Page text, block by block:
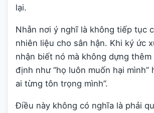
lại.
Nhẫn nơi ý nghĩ là không tiếp tục
nhiên liệu cho sân hận. Khi ký ức
nhận biết nó mà không dựng thêm
định như “họ luôn muốn hại mình”
ai từng tôn trọng mình”.
Điều này không có nghĩa là phải